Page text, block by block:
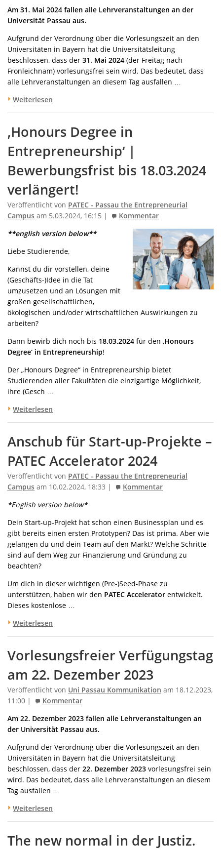
Am 31. Mai 2024 fallen alle Lehrveranstaltungen an der
Universität Passau aus.
Aufgrund der Verordnung über die Vorlesungszeit an den
Universitäten in Bayern hat die Universitätsleitung
beschlossen, dass der 31. Mai 2024 (der Freitag nach
Fronleichnam) vorlesungsfrei sein wird. Das bedeutet, dass
alle Lehrveranstaltungen an diesem Tag ausfallen …
Weiterlesen
‚Honours Degree in
Entrepreneurship‘ |
Bewerbungsfrist bis 18.03.2024
verlängert!
Veröffentlicht von PATEC - Passau the Entrepreneurial
Campus am 5.03.2024, 16:15 | Kommentar
**english version below**
Liebe Studierende,
Kannst du dir vorstellen, deine
(Geschäfts-)Idee in die Tat
umzusetzen und an Lösungen mit
großen gesellschaftlichen,
ökologischen und/oder wirtschaftlichen Auswirkungen zu
arbeiten?
Dann bewirb dich noch bis 18.03.2024 für den ‚Honours
Degree‘ in Entrepreneurship!
Der „Honours Degree“ in Entrepreneurship bietet
Studierenden aller Fakultäten die einzigartige Möglichkeit,
ihre (Gesch …
Weiterlesen
Anschub für Start-up-Projekte –
PATEC Accelerator 2024
Veröffentlicht von PATEC - Passau the Entrepreneurial
Campus am 10.02.2024, 18:33 | Kommentar
*English version below*
Dein Start-up-Projekt hat schon einen Businessplan und es
gibt bereits einen ersten Prototypen? Das ist prima. Aber wie
gelangen du und dein Team auf den Markt? Welche Schritte
sind auf dem Weg zur Finanzierung und Gründung zu
beachten?
Um dich in dieser wichtigen (Pre-)Seed-Phase zu
unterstützen, haben wir den PATEC Accelerator entwickelt.
Dieses kostenlose …
Weiterlesen
Vorlesungsfreier Verfügungstag
am 22. Dezember 2023
Veröffentlicht von Uni Passau Kommunikation am 18.12.2023,
11:00 |
Kommentar
Am 22. Dezember 2023 fallen alle Lehrveranstaltungen an
der Universität Passau aus.
Aufgrund der Verordnung über die Vorlesungszeit an den
Universitäten in Bayern hat die Universitätsleitung
beschlossen, dass der 22. Dezember 2023 vorlesungsfrei sein
wird. Das bedeutet, dass alle Lehrveranstaltungen an diesem
Tag ausfallen …
Weiterlesen
The new normal in der Justiz.